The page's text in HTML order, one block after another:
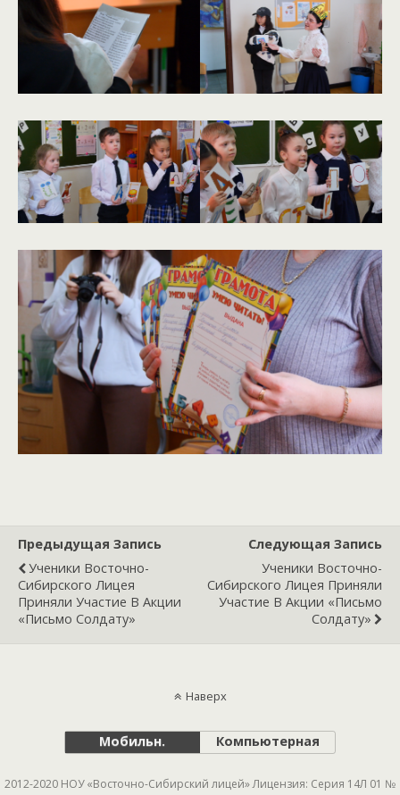
Предыдущая Запись
Ученики Восточно-
Сибирского Лицея
Приняли Участие В Акции
«Письмо Солдату»
Следующая Запись
Ученики Восточно-
Сибирского Лицея Приняли
Участие В Акции «Письмо
Солдату»
Наверх
Мобильн. Компьютерная
2012-2020 НОУ «Восточно-Сибирский лицей» Лицензия: Серия 14Л 01 №